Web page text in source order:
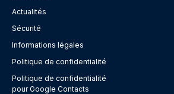
Actualités
Sécurité
Informations légales
Politique de confidentialité
Politique de confidentialité
pour Google Contacts